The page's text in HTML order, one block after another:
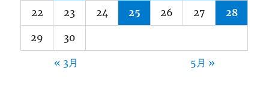
22 23 24 25 26 27 28
29 30
« 3月 5月 »